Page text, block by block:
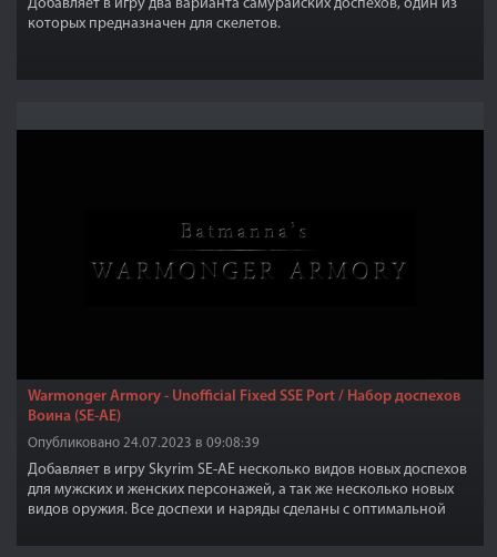
Добавляет в игру два варианта самурайских доспехов, один из
которых предназначен для скелетов.
Warmonger Armory - Unofficial Fixed SSE Port / Набор доспехов
Воина (SE-AE)
Опубликовано 24.07.2023 в 09:08:39
Добавляет в игру Skyrim SE-AE несколько видов новых доспехов
для мужских и женских персонажей, а так же несколько новых
видов оружия. Все доспехи и наряды сделаны с оптимальной